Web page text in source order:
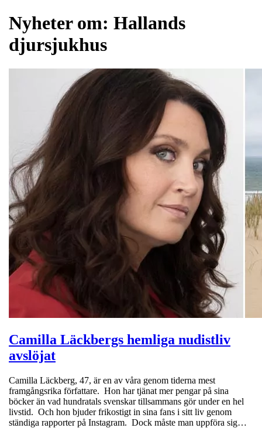
Nyheter om: Hallands
djursjukhus
Camilla Läckbergs hemliga nudistliv
avslöjat
Camilla Läckberg, 47, är en av våra genom tiderna mest
framgångsrika författare. Hon har tjänat mer pengar på sina
böcker än vad hundratals svenskar tillsammans gör under en hel
livstid. Och hon bjuder frikostigt in sina fans i sitt liv genom
ständiga rapporter på Instagram. Dock måste man uppföra sig…